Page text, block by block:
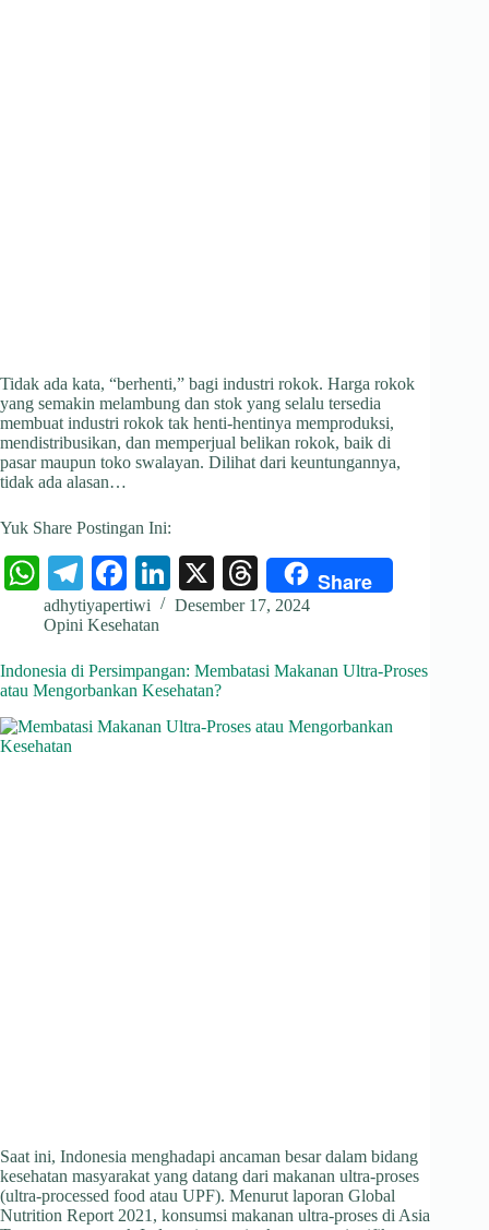
Tidak ada kata, “berhenti,” bagi industri rokok. Harga rokok
yang semakin melambung dan stok yang selalu tersedia
membuat industri rokok tak henti-hentinya memproduksi,
mendistribusikan, dan memperjual belikan rokok, baik di
pasar maupun toko swalayan. Dilihat dari keuntungannya,
tidak ada alasan…
Yuk Share Postingan Ini:
W
ha
ts
A
pp
Te
le
gr
a
m
Fa
ce
bo
ok
Li
nk
In
X
T
hr
ds
Share
adhytiyapertiwi
Desember 17, 2024
Opini Kesehatan
Indonesia di Persimpangan: Membatasi Makanan Ultra-Proses
atau Mengorbankan Kesehatan?
Saat ini, Indonesia menghadapi ancaman besar dalam bidang
kesehatan masyarakat yang datang dari makanan ultra-proses
(ultra-processed food atau UPF). Menurut laporan Global
Nutrition Report 2021, konsumsi makanan ultra-proses di Asia